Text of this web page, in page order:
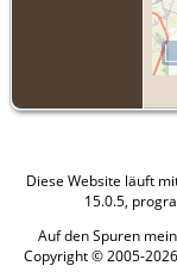
Diese Website läuft
15.0.5,
Auf den Spuren
Copyright © 2005-